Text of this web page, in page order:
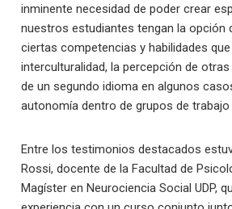
inminente necesidad de poder crear
nuestros estudiantes tengan la opción
ciertas competencias y habilidades
interculturalidad, la percepción de
de un segundo idioma en algunos
autonomía dentro de grupos de trabajo
Entre los testimonios destacados
Rossi, docente de la Facultad de
Magíster en Neurociencia Social UDP,